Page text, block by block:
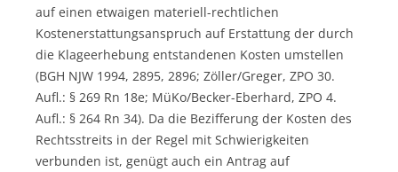
auf einen etwaigen materiell-rechtlichen
Kostenerstattungsanspruch auf Erstattung der durch
die Klageerhebung entstandenen Kosten umstellen
(BGH NJW 1994, 2895, 2896; Zöller/Greger, ZPO 30.
Aufl.: § 269 Rn 18e; MüKo/Becker-Eberhard, ZPO 4.
Aufl.: § 264 Rn 34). Da die Bezifferung der Kosten des
Rechtsstreits in der Regel mit Schwierigkeiten
verbunden ist, genügt auch ein Antrag auf